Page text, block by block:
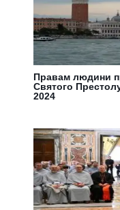
Правам людини
Святого
2024